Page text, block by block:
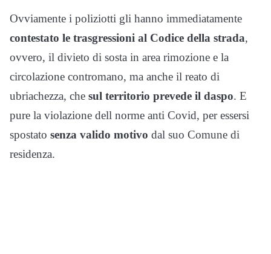
Ovviamente i poliziotti gli hanno immediatamente
contestato le trasgressioni al Codice della strada,
ovvero, il divieto di sosta in area rimozione e la
circolazione contromano, ma anche il reato di
ubriachezza, che sul territorio prevede il daspo. E
pure la violazione dell norme anti Covid, per essersi
spostato senza valido motivo dal suo Comune di
residenza.